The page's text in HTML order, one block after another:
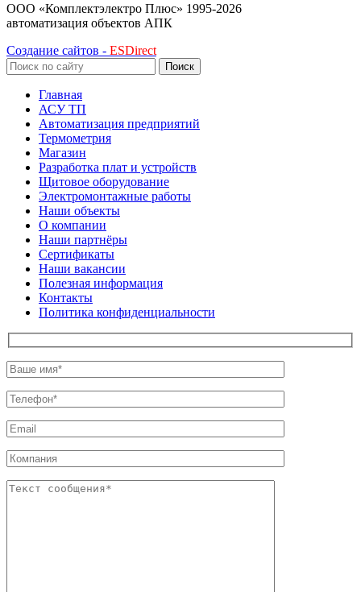
ООО «Комплектэлектро Плюс» 1995-2026
автоматизация объектов АПК
Создание сайтов - ESDirect
Поиск
Главная
АСУ ТП
Автоматизация предприятий
Термометрия
Магазин
Разработка плат и устройств
Щитовое оборудование
Электромонтажные работы
Наши объекты
О компании
Наши партнёры
Сертификаты
Наши вакансии
Полезная информация
Контакты
Политика конфиденциальности